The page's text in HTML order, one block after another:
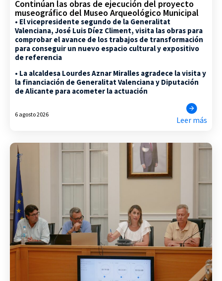
Continúan las obras de ejecución del proyecto
museográfico del Museo Arqueológico Municipal
• El vicepresidente segundo de la Generalitat
Valenciana, José Luis Díez Climent, visita las obras para
comprobar el avance de los trabajos de transformación
para conseguir un nuevo espacio cultural y expositivo
de referencia
• La alcaldesa Lourdes Aznar Miralles agradece la visita y
la financiación de Generalitat Valenciana y Diputación
de Alicante para acometer la actuación
6 agosto 2026
Leer más